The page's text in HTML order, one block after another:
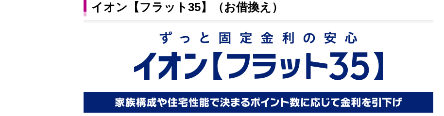
イオン【フラット35】（お借換え）